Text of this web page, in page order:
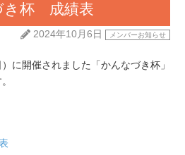
き杯 成績表
2024年10月6日 メンバーお知らせ
に開催されました「かんなづき杯」